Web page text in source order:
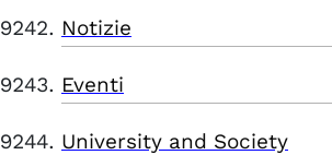
Notizie
Eventi
University and Society